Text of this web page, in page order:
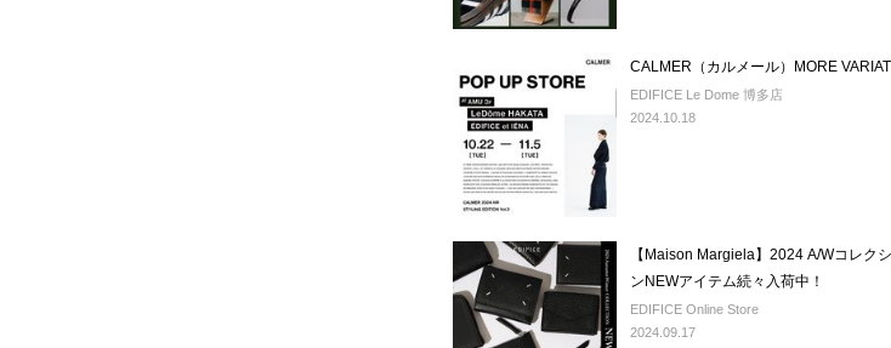
CALMER（カルメール）MORE
EDIFICE Le Dome 博多店
2024.10.18
【Maison Margiela】2024 A/Wコレク
ンNEWアイテム続々入荷中！
EDIFICE Online Store
2024.09.17